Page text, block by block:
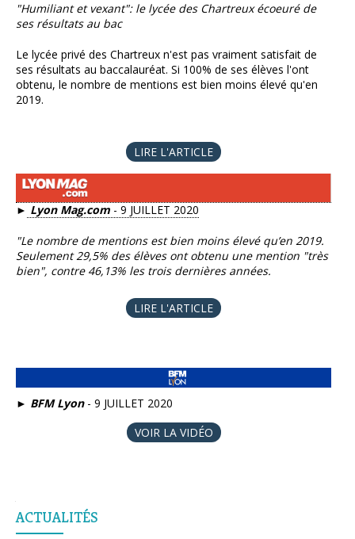
"Humiliant et vexant": le lycée des Chartreux écoeuré de
ses résultats au bac
Le lycée privé des Chartreux n'est pas vraiment satisfait de
ses résultats au baccalauréat. Si 100% de ses élèves l'ont
obtenu, le nombre de mentions est bien moins élevé qu'en
2019.
LIRE L'ARTICLE
► Lyon Mag.com - 9 JUILLET 2020
"Le nombre de mentions est bien moins élevé qu’en 2019.
Seulement 29,5% des élèves ont obtenu une mention "très
bien", contre 46,13% les trois dernières années.
LIRE L'ARTICLE
► BFM Lyon - 9 JUILLET 2020
VOIR LA VIDÉO
ACTUALITÉS